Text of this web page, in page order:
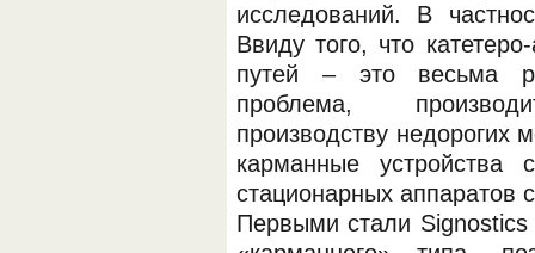
исследований. В
Ввиду того, что
путей – это весьма
проблема,
производству недорогих
карманные устройства
стационарных аппаратов
Первыми стали